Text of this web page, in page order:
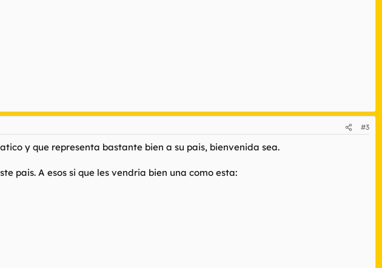
#3
y que representa bastante bien a su pais, bienvenida sea.
pais. A esos si que les vendria bien una como esta: